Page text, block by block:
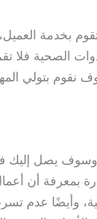
بخدمة
الصحية فلا
سوف نقوم بتولي
وسوف يصل
بمعرفة أن
وأيضًا عدم